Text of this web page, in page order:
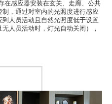
在感应器安装在玄关、走廊、公共
，通过对室内的光照度进行感应
人员活动且自然光照度低于设置
人员活动时，灯光自动关闭），